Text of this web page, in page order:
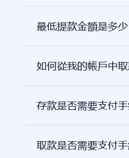
最低提款金額是多少
如何從我的帳戶中取
存款是否需要支付
取款是否需要支付